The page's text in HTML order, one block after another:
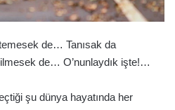
de… Tanısak da
de… O’nunlaydık işte!…
şu dünya hayatında her